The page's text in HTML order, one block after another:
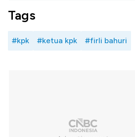
Tags
#kpk #ketua kpk #firli bahuri